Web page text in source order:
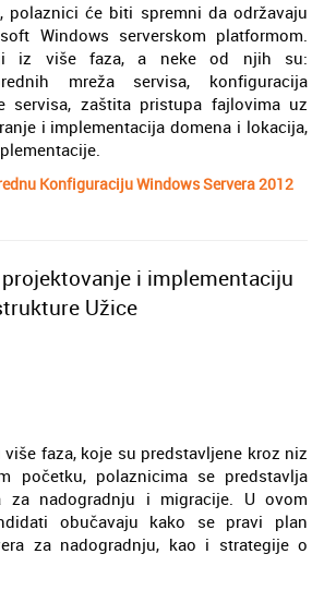
polaznici će biti spremni da održavaju
Windows serverskom platformom.
iz više faza, a neke od njih su:
mreža servisa, konfiguracija
servisa, zaštita pristupa fajlovima uz
i implementacija domena i lokacija,
Konfiguraciju Windows Servera 2012
i implementaciju
Užice
faza, koje su predstavljene kroz niz
početku, polaznicima se predstavlja
za nadogradnju i migracije. U ovom
obučavaju kako se pravi plan
za nadogradnju, kao i strategije o